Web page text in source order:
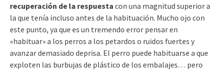
recuperación de la respuesta con una magnitud superior a
la que tenía incluso antes de la habituación. Mucho ojo con
este punto, ya que es un tremendo error pensar en
«habituar» a los perros a los petardos o ruidos fuertes y
avanzar demasiado deprisa. El perro puede habituarse a que
exploten las burbujas de plástico de los embalajes… pero